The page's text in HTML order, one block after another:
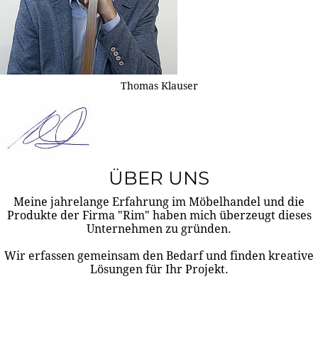
Thomas Klauser
ÜBER UNS
Meine jahrelange Erfahrung im Möbelhandel und die
Produkte der Firma "Rim" haben mich überzeugt dieses
Unternehmen zu gründen.
Wir erfassen gemeinsam den Bedarf und finden kreative
Lösungen für Ihr Projekt.